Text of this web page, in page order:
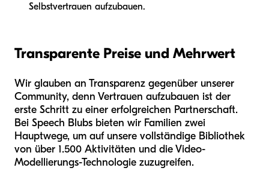
Selbstvertrauen aufzubauen.
Transparente Preise und Mehrwert
Wir glauben an Transparenz gegenüber unserer
Community, denn Vertrauen aufzubauen ist der
erste Schritt zu einer erfolgreichen Partnerschaft.
Bei Speech Blubs bieten wir Familien zwei
Hauptwege, um auf unsere vollständige Bibliothek
von über 1.500 Aktivitäten und die Video-
Modellierungs-Technologie zuzugreifen.